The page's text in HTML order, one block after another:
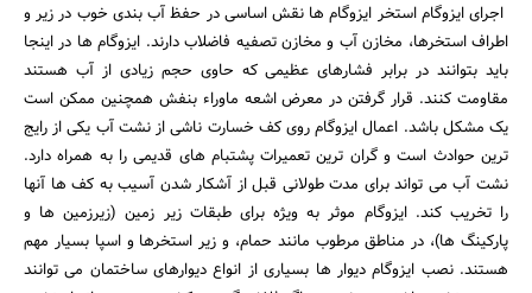
اجرای ایزوگام استخر ایزوگام ها نقش اساسی در حفظ آب بندی خوب در زیر و
اطراف استخرها، مخازن آب و مخازن تصفیه فاضلاب دارند. ایزوگام ها در اینجا
باید بتوانند در برابر فشارهای عظیمی که حاوی حجم زیادی از آب هستند
مقاومت کنند. قرار گرفتن در معرض اشعه ماوراء بنفش همچنین ممکن است
یک مشکل باشد. اعمال ایزوگام روی کف خسارت ناشی از نشت آب یکی از رایج
ترین حوادث است و گران ترین تعمیرات پشتبام های قدیمی را به همراه دارد.
نشت آب می تواند برای مدت طولانی قبل از آشکار شدن آسیب به کف ها آنها
را تخریب کند. ایزوگام موثر به ویژه برای طبقات زیر زمین (زیرزمین ها و
پارکینگ ها)، در مناطق مرطوب مانند حمام، و زیر استخرها و اسپا بسیار مهم
هستند. نصب ایزوگام دیوار ها بسیاری از انواع دیوارهای ساختمان می توانند